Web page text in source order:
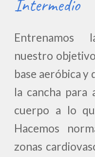
Intermedio
Entrenamos
nuestro
base aeróbica y
la cancha para
cuerpo a lo
Hacemos
zonas